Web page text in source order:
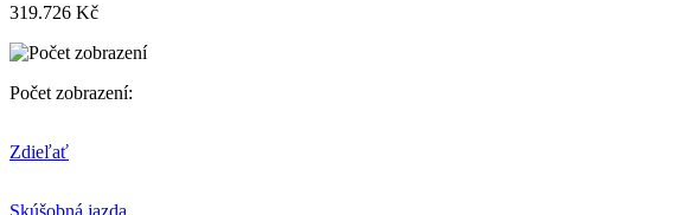
319.726 Kč
Počet zobrazení:
Zdieľať